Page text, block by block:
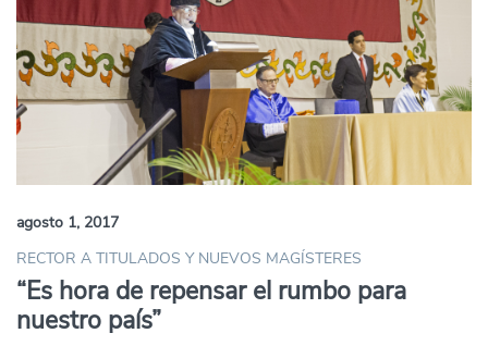
agosto 1, 2017
RECTOR A TITULADOS Y NUEVOS MAGÍSTERES
“Es hora de repensar el rumbo para
nuestro país”